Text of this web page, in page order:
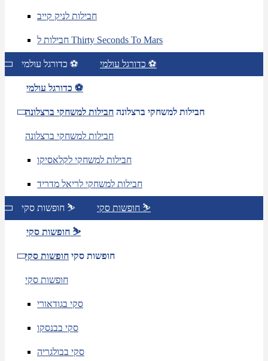
חבילות לניק קייב
חבילות ל Thirty Seconds To Mars
כדורגל עולמי ⚽ כדורגל עולמי ⚽
כדורגל עולמי ⚽
חבילות למשחקי ברצלונה חבילות למשחקי ברצלונה
חבילות למשחקי ברצלונה
חבילות למשחקי לקלאסיקו
חבילות למשחקי לריאל מדריד
חופשות סקי ⛷️ חופשות סקי ⛷️
חופשות סקי ⛷️
חופשות סקי חופשות סקי
חופשות סקי
סקי בגודאורי
סקי בבנסקו
סקי בבולגריה